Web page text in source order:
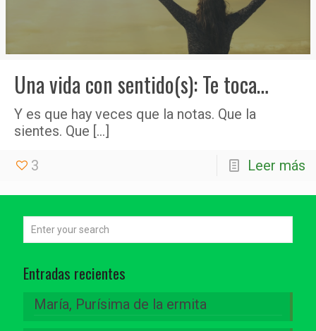
Una vida con sentido(s): Te toca…
Y es que hay veces que la notas. Que la
sientes. Que […]
3 Leer más
Entradas recientes
María, Purísima de la ermita